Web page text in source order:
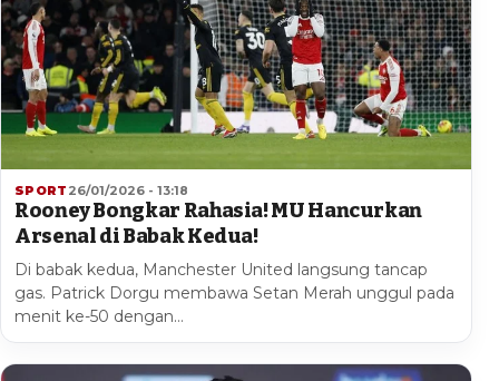
SPORT 26/01/2026 - 13:18
Rooney Bongkar Rahasia! MU Hancurkan
Arsenal di Babak Kedua!
Di babak kedua, Manchester United langsung tancap
gas. Patrick Dorgu membawa Setan Merah unggul pada
menit ke-50 dengan…